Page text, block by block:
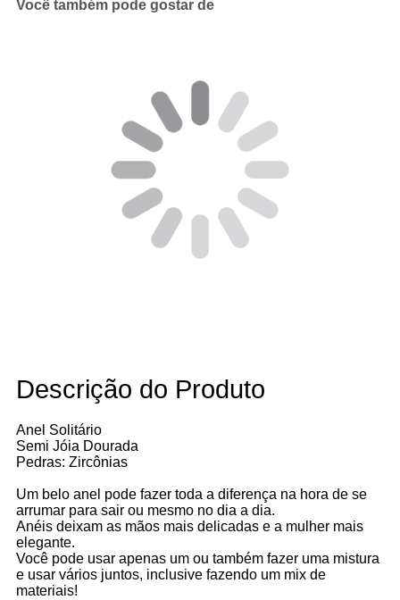
Você também pode gostar de
Descrição do Produto
Anel Solitário
Semi Jóia Dourada
Pedras: Zircônias
Um belo anel pode fazer toda a diferença na hora de se
arrumar para sair ou mesmo no dia a dia.
Anéis deixam as mãos mais delicadas e a mulher mais
elegante.
Você pode usar apenas um ou também fazer uma mistura
e usar vários juntos, inclusive fazendo um mix de
materiais!